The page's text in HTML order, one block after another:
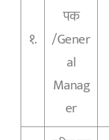
१.
पक
/Gener
al
Manag
er